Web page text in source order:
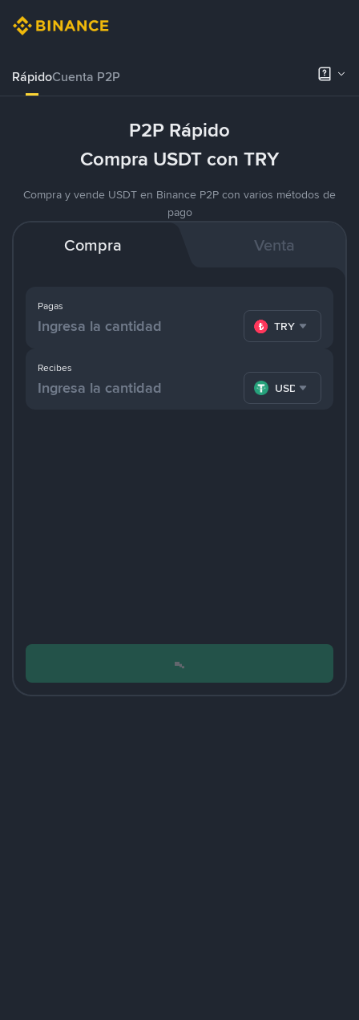
RápidoCuenta P2P
P2P Rápido
Compra USDT con TRY
Compra y vende USDT en Binance P2P con varios métodos de
pago
Compra Venta
Pagas
TRY
Recibes
USDT